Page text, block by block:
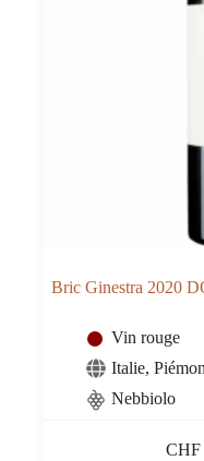
Bric Ginestra 2020
Vin rouge
Italie,
Nebbiolo
CHF